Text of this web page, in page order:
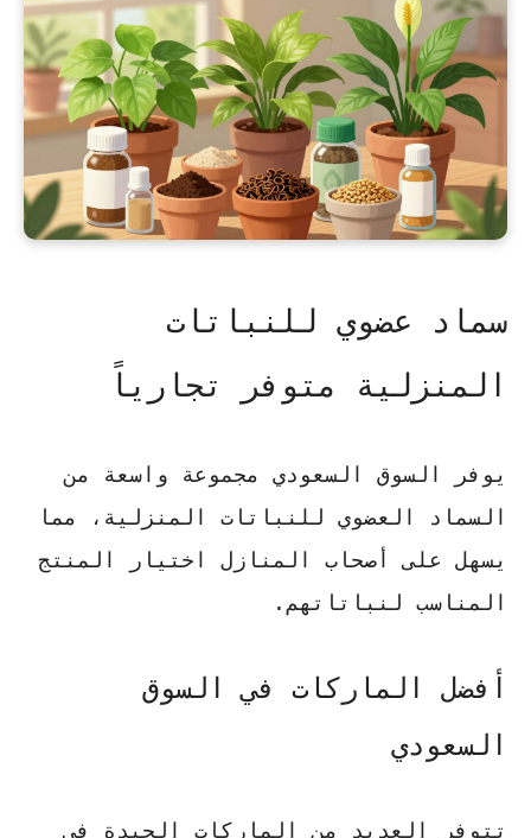
سماد عضوي للنباتات
المنزلية متوفر تجارياً
يوفر السوق السعودي مجموعة واسعة من
السماد العضوي للنباتات المنزلية، مما
يسهل على أصحاب المنازل اختيار المنتج
المناسب لنباتاتهم.
أفضل الماركات في السوق
السعودي
تتوفر العديد من الماركات الجيدة في